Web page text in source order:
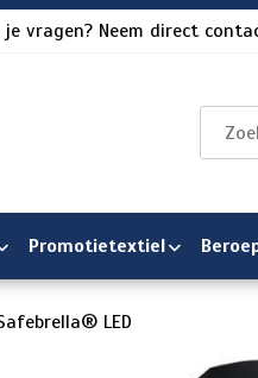
je vragen? Neem direct
Promotietextiel
LED